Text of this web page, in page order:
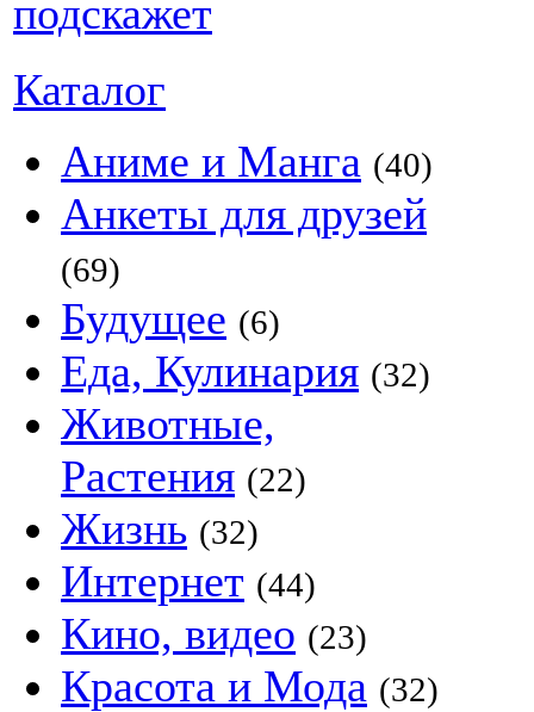
Каталог
Аниме и Манга (40)
Анкеты для друзей
(69)
Будущее (6)
Еда, Кулинария (32)
Животные,
Растения (22)
Жизнь (32)
Интернет (44)
Кино, видео (23)
Красота и Мода (32)